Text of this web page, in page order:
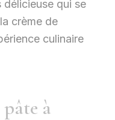
délicieuse qui se
crème de
culinaire
à